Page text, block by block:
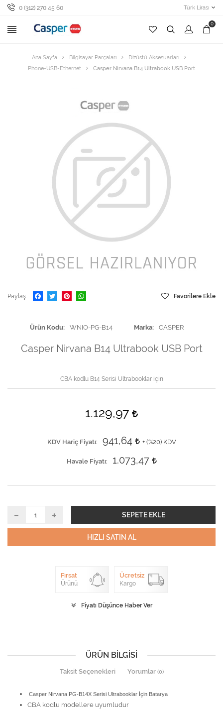
0 (312) 270 45 60 Türk Lirası
0
Ana Sayfa Bilgisayar Parçaları
Dizüstü Aksesuarları
Phone-USB-Ethernet
Casper Nirvana B14 Ultrabook USB Port
Paylaş Favorilere Ekle
Ürün Kodu WNIO-PG-B14 Marka CASPER
Casper Nirvana B14 Ultrabook USB Port
CBA kodlu B14 Serisi Ultrabooklar için
1.129,97
KDV Hariç Fiyatı 941,64 + (%20) KDV
Havale Fiyatı 1.073,47
SEPETE EKLE
HIZLI SATIN AL
Fırsat
Ürünü
Ücretsiz
Kargo
Fiyatı Düşünce Haber Ver
ÜRÜN BILGISI
Taksit Seçenekleri Yorumlar (0)
Casper Nirvana PG-B14X Serisi Ultrabooklar İçin Batarya
CBA kodlu modellere uyumludur